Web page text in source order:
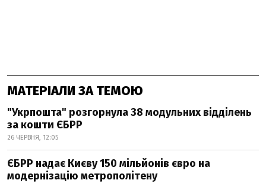
МАТЕРІАЛИ ЗА ТЕМОЮ
"Укрпошта" розгорнула 38 модульних відділень
за кошти ЄБРР
26 ЧЕРВНЯ, 12:05
ЄБРР надає Києву 150 мільйонів євро на
модернізацію метрополітену